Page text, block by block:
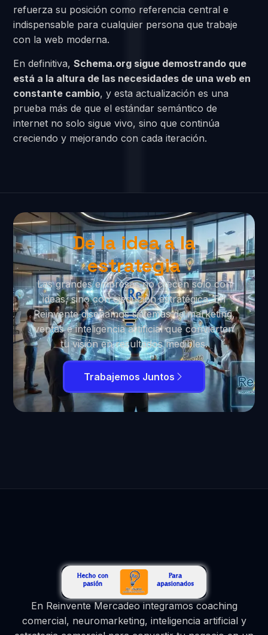
refuerza su posición como referencia central e
indispensable para cualquier persona que trabaje
con la web moderna.
En definitiva,Schema.org sigue demostrando que
está a la altura de las necesidades de una web en
constante cambio, y esta actualización es una
prueba más de que el estándar semántico de
internet no solo sigue vivo, sino que continúa
creciendo y mejorando con cada iteración.
De la idea a la
estrategia
Las grandes empresas no crecen solo con
ideas, sino con ejecución estratégica. En
Reinvente diseñamos sistemas de marketing,
ventas e inteligencia artificial que convierten
tu visión en resultados medibles.
Trabajemos Juntos
En Reinvente Mercadeo integramos coaching
comercial, neuromarketing, inteligencia artificial y